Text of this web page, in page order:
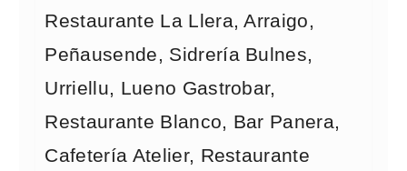
Restaurante La Llera, Arraigo,
Peñausende, Sidrería Bulnes,
Urriellu, Lueno Gastrobar,
Restaurante Blanco, Bar Panera,
Cafetería Atelier, Restaurante